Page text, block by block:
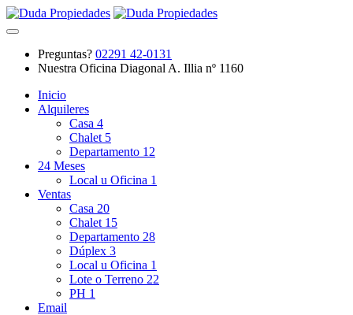
Preguntas? 02291 42-0131
Nuestra Oficina Diagonal A. Illia nº 1160
Inicio
Alquileres
Casa 4
Chalet 5
Departamento 12
24 Meses
Local u Oficina 1
Ventas
Casa 20
Chalet 15
Departamento 28
Dúplex 3
Local u Oficina 1
Lote o Terreno 22
PH 1
Email